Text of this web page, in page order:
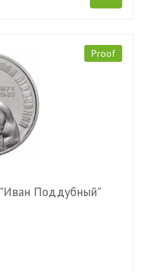
Proof
Поддубный"